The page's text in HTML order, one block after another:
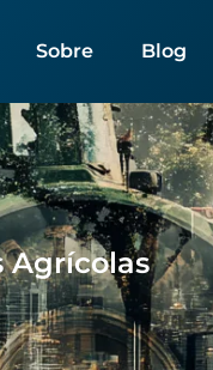
Sobre Blog
Agrícolas